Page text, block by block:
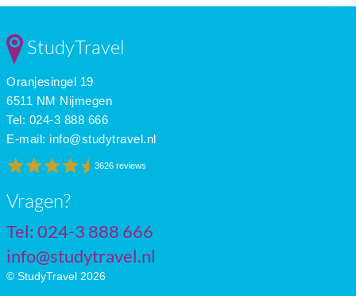
StudyTravel
Oranjesingel 19
6511 NM Nijmegen
Tel: 024-3 888 666
E-mail: info@studytravel.nl
3626 reviews
Vragen?
Tel: 024-3 888 666
info@studytravel.nl
© StudyTravel 2026